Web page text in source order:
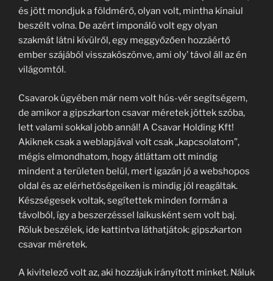
és jött mondjuk a földmérő, olyan volt, mintha kínaiul
beszélt volna. De azért imponáló volt egy olyan
szakmát látni kívülről, egy meggyőzően hozzáértő
ember szájából visszaköszönve, ami oly’ távol áll az én
világomtól.
Csavarok ügyében már nem volt hús-vér segítségem,
de amikor a gipszkarton csavar méretek jöttek szóba,
lett valami sokkal jobb annál! A Csavar Holding Kft!
Akiknek csak a weblapjával volt csak „kapcsolatom”,
mégis elmondhatom, hogy átláttam ott mindig
mindent a területen belül, mert igazán jó a webshopos
oldal és az elérhetőségeiken is mindig jól reagáltak.
Készségesek voltak, segítettek minden formán a
távolból, így a beszerzéssel laikusként sem volt baj.
Róluk beszélek, ide kattintva láthatjátok: gipszkarton
csavar méretek.
A kivitelező volt az, aki hozzájuk irányított minket. Náluk